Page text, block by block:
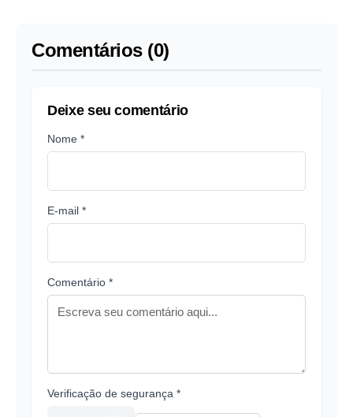
Comentários (0)
Deixe seu comentário
Nome *
E-mail *
Comentário *
Verificação de segurança *